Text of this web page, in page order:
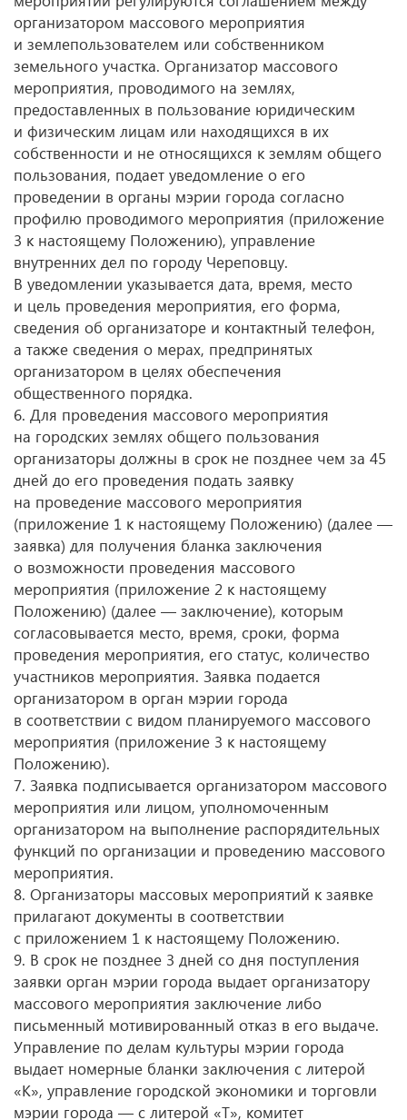
организатором массового мероприятия
и землепользователем или собственником
земельного участка. Организатор массового
мероприятия, проводимого на землях,
предоставленных в пользование юридическим
и физическим лицам или находящихся в их
собственности и не относящихся к землям общего
пользования, подает уведомление о его
проведении в органы мэрии города согласно
профилю проводимого мероприятия (приложение
3 к настоящему Положению), управление
внутренних дел по городу Череповцу.
В уведомлении указывается дата, время, место
и цель проведения мероприятия, его форма,
сведения об организаторе и контактный телефон,
а также сведения о мерах, предпринятых
организатором в целях обеспечения
общественного порядка.
6. Для проведения массового мероприятия
на городских землях общего пользования
организаторы должны в срок не позднее чем за 45
дней до его проведения подать заявку
на проведение массового мероприятия
(приложение 1 к настоящему Положению) (далее —
заявка) для получения бланка заключения
о возможности проведения массового
мероприятия (приложение 2 к настоящему
Положению) (далее — заключение), которым
согласовывается место, время, сроки, форма
проведения мероприятия, его статус, количество
участников мероприятия. Заявка подается
организатором в орган мэрии города
в соответствии с видом планируемого массового
мероприятия (приложение 3 к настоящему
Положению).
7. Заявка подписывается организатором массового
мероприятия или лицом, уполномоченным
организатором на выполнение распорядительных
функций по организации и проведению массового
мероприятия.
8. Организаторы массовых мероприятий к заявке
прилагают документы в соответствии
с приложением 1 к настоящему Положению.
9. В срок не позднее 3 дней со дня поступления
заявки орган мэрии города выдает организатору
массового мероприятия заключение либо
письменный мотивированный отказ в его выдаче.
Управление по делам культуры мэрии города
выдает номерные бланки заключения с литерой
«К», управление городской экономики и торговли
мэрии города — с литерой «Т», комитет